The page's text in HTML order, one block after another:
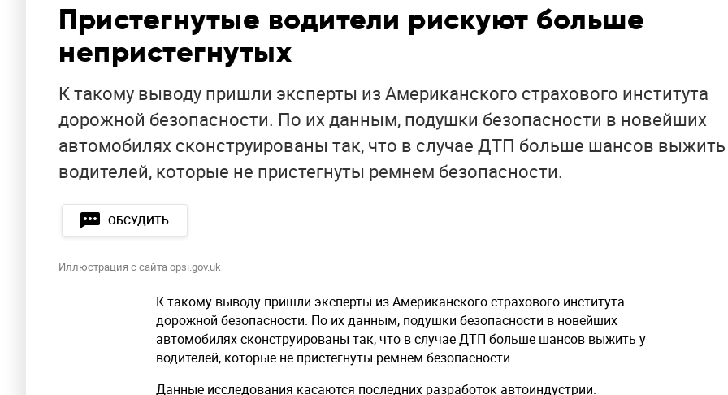
Пристегнутые водители рискуют больше
непристегнутых
К такому выводу пришли эксперты из Американского страхового института
дорожной безопасности. По их данным, подушки безопасности в новейших
автомобилях сконструированы так, что в случае ДТП больше шансов выжить
водителей, которые не пристегнуты ремнем безопасности.
ОБСУДИТЬ
Иллюстрация с сайта opsi.gov.uk
К такому выводу пришли эксперты из Американского страхового института
дорожной безопасности. По их данным, подушки безопасности в новейших
автомобилях сконструированы так, что в случае ДТП больше шансов выжить у
водителей, которые не пристегнуты ремнем безопасности.
Данные исследования касаются последних разработок автоиндустрии.